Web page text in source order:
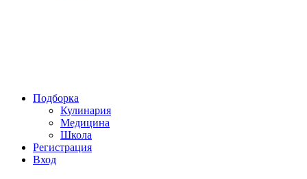
Подборка
Кулинария
Медицина
Школа
Регистрация
Вход